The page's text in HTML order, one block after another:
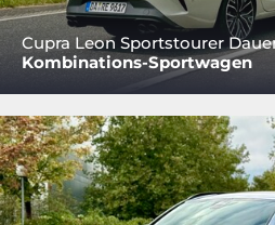
Cupra Leon Sportstourer
Kombinations-Sportwagen